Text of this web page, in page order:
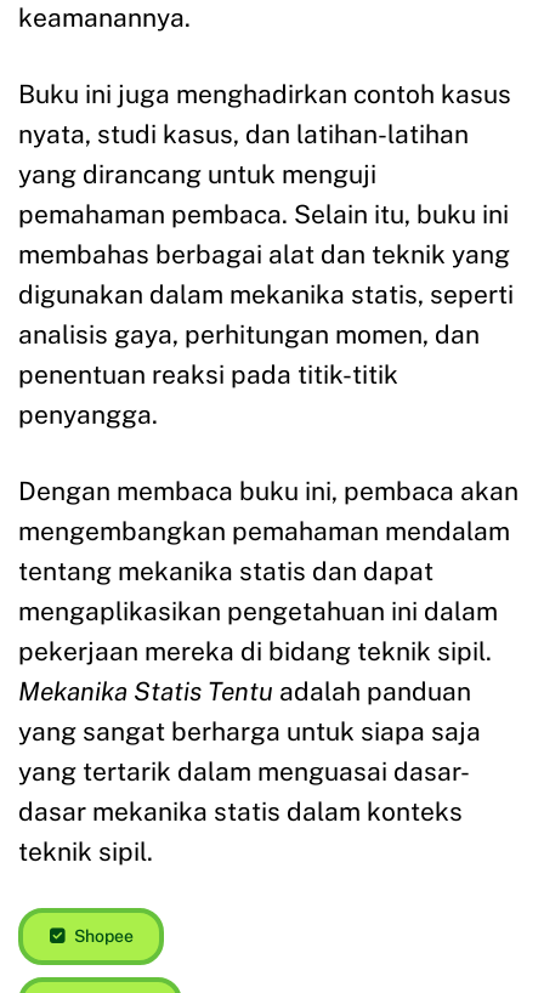
keamanannya.
Buku ini juga menghadirkan contoh kasus
nyata, studi kasus, dan latihan-latihan
yang dirancang untuk menguji
pemahaman pembaca. Selain itu, buku ini
membahas berbagai alat dan teknik yang
digunakan dalam mekanika statis, seperti
analisis gaya, perhitungan momen, dan
penentuan reaksi pada titik-titik
penyangga.
Dengan membaca buku ini, pembaca akan
mengembangkan pemahaman mendalam
tentang mekanika statis dan dapat
mengaplikasikan pengetahuan ini dalam
pekerjaan mereka di bidang teknik sipil.
Mekanika Statis Tentu adalah panduan
yang sangat berharga untuk siapa saja
yang tertarik dalam menguasai dasar-
dasar mekanika statis dalam konteks
teknik sipil.
Shopee